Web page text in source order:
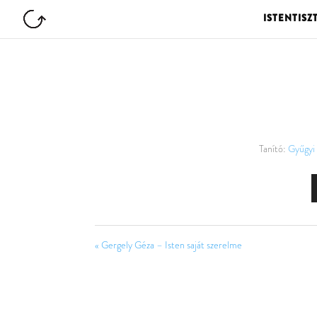
Tanító:
« Gergely Géza – Isten saját szerelme